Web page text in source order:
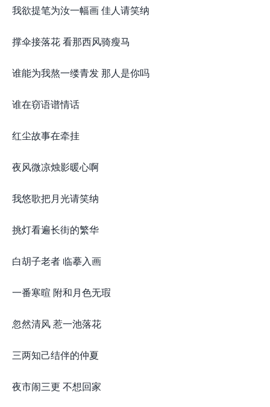
我欲提笔为汝一幅画 佳人请笑纳
撑伞接落花 看那西风骑瘦马
谁能为我熬一缕青发 那人是你吗
谁在窃语谱情话
红尘故事在牵挂
夜风微凉烛影暖心啊
我悠歌把月光请笑纳
挑灯看遍长街的繁华
白胡子老者 临摹入画
一番寒暄 附和月色无瑕
忽然清风 惹一池落花
三两知己结伴的仲夏
夜市闹三更 不想回家